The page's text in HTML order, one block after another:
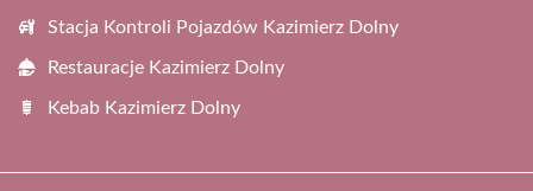
Stacja Kontroli Pojazdów Kazimierz Dolny
Restauracje Kazimierz Dolny
Kebab Kazimierz Dolny